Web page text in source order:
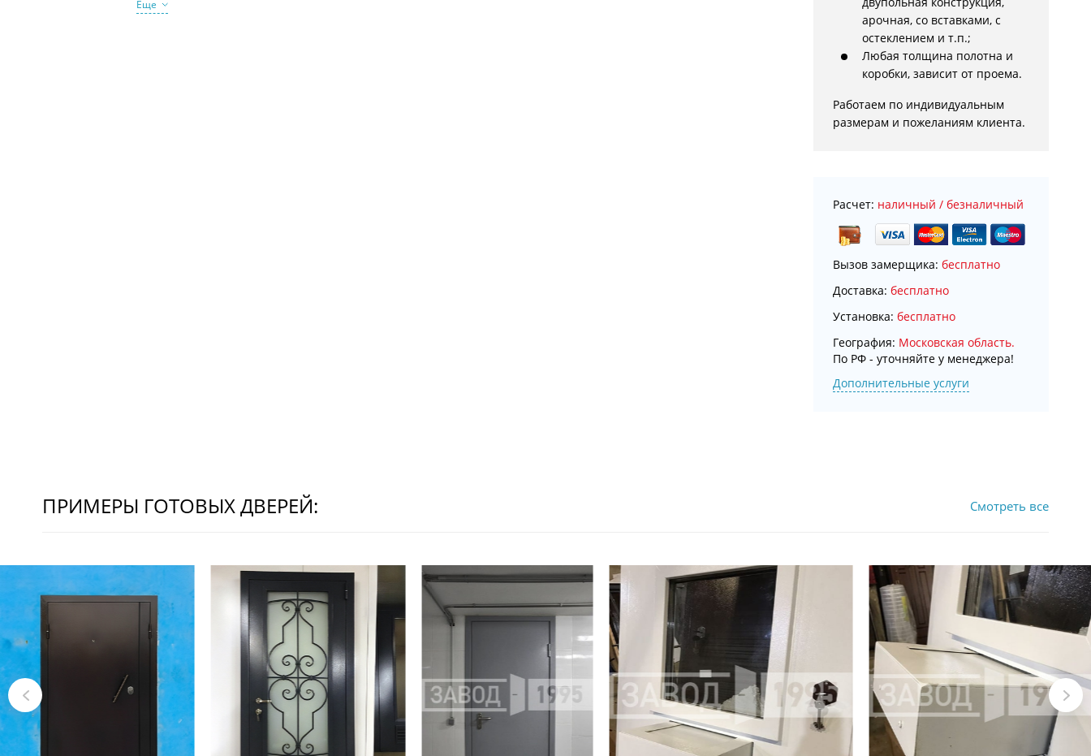
Еще
арочная, со вставками, с
остеклением и т.п.;
Любая толщина полотна и
коробки, зависит от проема.
Работаем по индивидуальным
размерам и пожеланиям клиента.
Расчет: наличный / безналичный
Вызов замерщика: бесплатно
Доставка: бесплатно
Установка: бесплатно
География: Московская область.
По РФ - уточняйте у менеджера!
Дополнительные услуги
ПРИМЕРЫ ГОТОВЫХ ДВЕРЕЙ: Смотреть все